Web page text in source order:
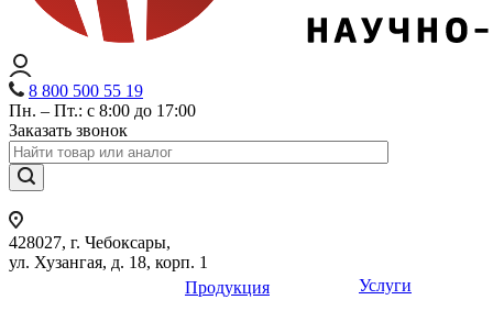
8 800 500 55 19
Пн. – Пт.: с 8:00 до 17:00
Заказать звонок
428027, г. Чебоксары,
ул. Хузангая, д. 18, корп. 1
Продукция
Услуги